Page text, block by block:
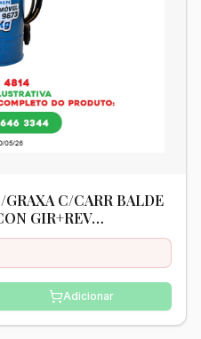
C/CARR BALDE
GIR+REV
REGULADORA -
Adicionar